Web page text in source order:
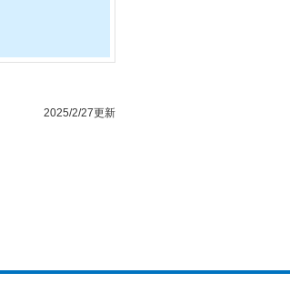
2025/2/27更新